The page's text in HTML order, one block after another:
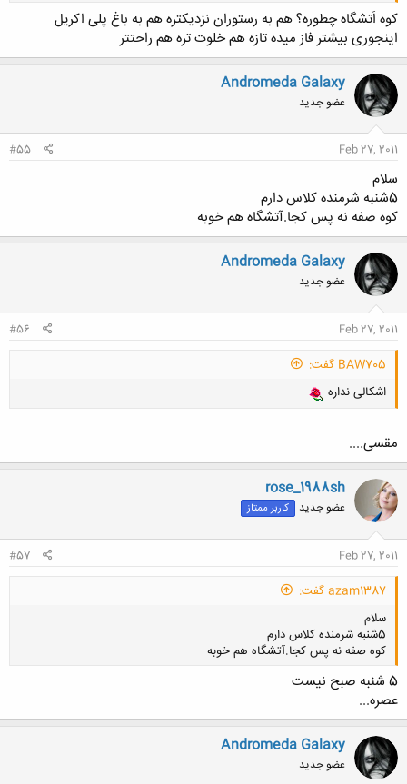
کلیک کنید تا باز شود...
کوه اَتشگاه چطوره؟ هم به رستوران نزدیکتره هم به باغ پلی اکریل
اینجوری بیشتر فاز میده تازه هم خلوت تره هم راحتتر
Andromeda Galaxy
عضو جدید
Feb 27, 2011
#55
سلام
5شنبه شرمنده کلاس دارم
کوه صفه نه پس کجا.آتشگاه هم خوبه
Andromeda Galaxy
عضو جدید
Feb 27, 2011
#56
BAW705 گفت:
اشکالی نداره
مقسی....
rose_1988sh
عضو جدید کاربر ممتاز
Feb 27, 2011
#57
azam1387 گفت:
سلام
5شنبه شرمنده کلاس دارم
کوه صفه نه پس کجا.آتشگاه هم خوبه
کلیک کنید تا باز شود...
5 شنبه صبح نیست
عصره...
Andromeda Galaxy
عضو جدید